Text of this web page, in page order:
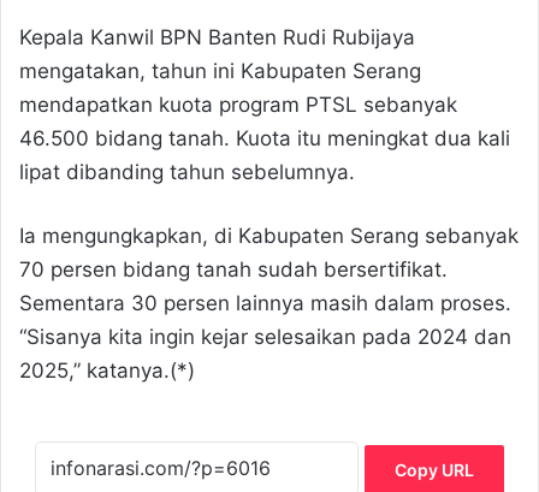
Kepala Kanwil BPN Banten Rudi Rubijaya
mengatakan, tahun ini Kabupaten Serang
mendapatkan kuota program PTSL sebanyak
46.500 bidang tanah. Kuota itu meningkat dua kali
lipat dibanding tahun sebelumnya.
Ia mengungkapkan, di Kabupaten Serang sebanyak
70 persen bidang tanah sudah bersertifikat.
Sementara 30 persen lainnya masih dalam proses.
“Sisanya kita ingin kejar selesaikan pada 2024 dan
2025,” katanya.(*)
Copy URL